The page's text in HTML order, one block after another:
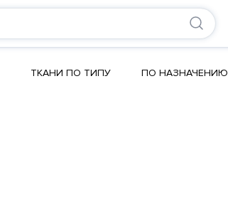
ТКАНИ ПО ТИПУ ПО НАЗНАЧЕНИЮ